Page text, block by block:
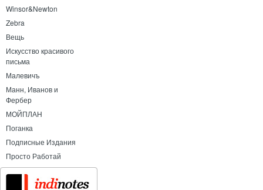
Winsor&Newton
Zebra
Вещь
Искусство красивого
письма
Малевичъ
Манн, Иванов и
Фербер
МОЙПЛАН
Поганка
Подписные Издания
Просто Работай